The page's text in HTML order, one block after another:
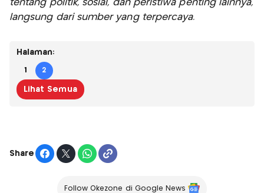
tentang politik, sosial, dan peristiwa penting lainnya,
langsung dari sumber yang terpercaya.
Halaman:
1 2
Lihat Semua
Share
Follow Okezone di Google News